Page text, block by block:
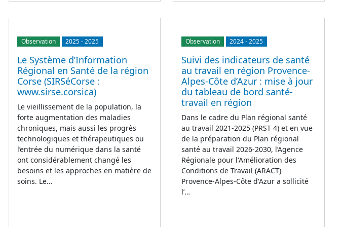
Observation 2025-2025
Le Système d’Information
Régional en Santé de la région
Corse (SIRSéCorse :
www.sirse.corsica)
Le vieillissement de la population, la
forte augmentation des maladies
chroniques, mais aussi les progrès
technologiques et thérapeutiques ou
l’entrée du numérique dans la santé
ont considérablement changé les
besoins et les approches en matière de
soins. Le…
Observation 2024-2025
Suivi des indicateurs de santé
au travail en région Provence-
Alpes-Côte d’Azur : mise à jour
du tableau de bord santé-
travail en région
Dans le cadre du Plan régional santé
au travail 2021-2025 (PRST 4) et en vue
de la préparation du Plan régional
santé au travail 2026-2030, l’Agence
Régionale pour l'Amélioration des
Conditions de Travail (ARACT)
Provence-Alpes-Côte d'Azur a sollicité
l’…